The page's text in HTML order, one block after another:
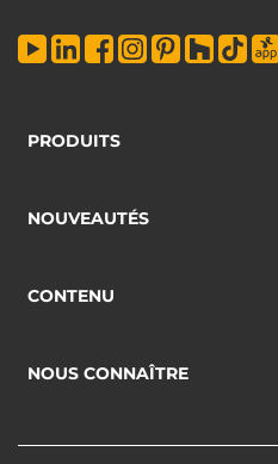
PRODUITS
NOUVEAUTÉS
CONTENU
NOUS CONNAÎTRE